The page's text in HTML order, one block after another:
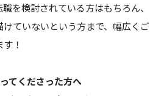
を検討されている方はもちろん、
ていないという方まで、幅広くご
！
てくださった方へ